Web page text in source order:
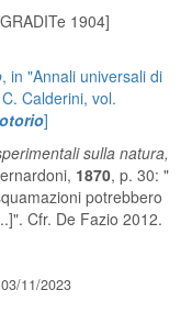
1904]
, in "Annali universali di
Calderini, vol.
]
sulla natura,
1870, p. 30: "
potrebbero
Cfr. De Fazio 2012.
11/2023